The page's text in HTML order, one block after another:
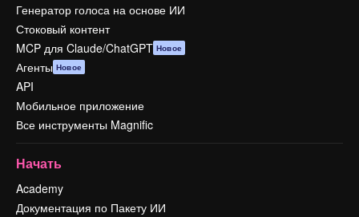
Генератор голоса на основе ИИ
Стоковый контент
MCP для Claude/ChatGPT Новое
Агенты Новое
API
Мобильное приложение
Все инструменты Magnific
Начать
Academy
Документация по Пакету ИИ